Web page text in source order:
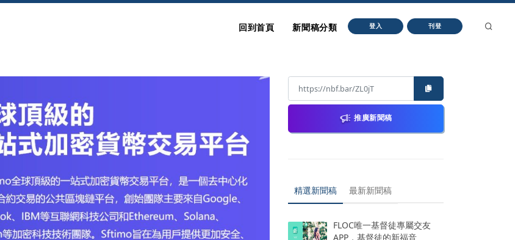
回到首頁 新聞稿分類 登入 刊登
推廣新聞稿
精選新聞稿 最新新聞稿
FLOC唯一基督徒專屬交友
APP，基督徒的新福音